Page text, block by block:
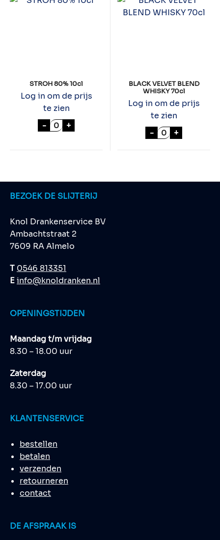
STROH 80% 10cl
Log in om de prijs
te zien
- STROH 80% 10cl aantal
+
BLACK VELVET BLEND
WHISKY 70cl
Log in om de prijs
te zien
- BLACK
+
BEZOEK DE SLIJTERIJ
Knol Drankenservice BV
Ambachtstraat 2
7609 RA Almelo
T 0546 813351
Einfo@knoldranken.nl
OPENINGSTIJDEN
Maandag t/m vrijdag
8.30 – 18.00 uur
Zaterdag
8.30 – 17.00 uur
KLANTENSERVICE
bestellen
betalen
verzenden
retourneren
contact
DE AFSPRAAK IS